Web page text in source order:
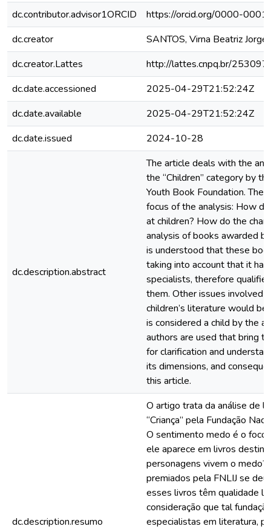
dc.contributor.advisor1ORCID
https://orcid.org/0000-
dc.creator
SANTOS, Virna Beatriz Jorge
dc.creator.Lattes
http://lattes.cnpq.br/
dc.date.accessioned
2025-04-29T21:52:24Z
dc.date.available
2025-04-29T21:52:24Z
dc.date.issued
2024-10-28
dc.description.abstract
The article deals with the
the “Children” category by
Youth Book Foundation. The
focus of the analysis: How
at children? How do the
analysis of books awarded
is understood that these
taking into account that it
specialists, therefore
them. Other issues involved
children’s literature would
is considered a child by the
authors are used that bring
for clarification and
its dimensions, and
this article.
dc.description.resumo
O artigo trata da análise de
“Criança” pela Fundação
O sentimento medo é o foco
ele aparece em livros
personagens vivem o
premiados pela FNLIJ se
esses livros têm qualidade
consideração que tal
especialistas em literatura,